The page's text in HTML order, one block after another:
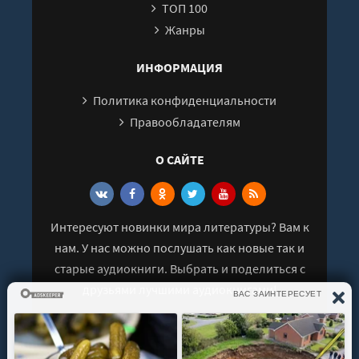
ТОП 100
Жанры
ИНФОРМАЦИЯ
Политика конфиденциальности
Правообладателям
О САЙТЕ
Интересуют новинки мира литературы? Вам к
нам. У нас можно послушать как новые так и
старые аудиокниги. Выбрать и поделиться с
друзьями лучшими аудиокнигами!